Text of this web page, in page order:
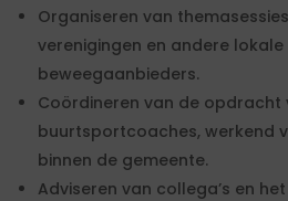
Organiseren van
verenigingen en andere
beweegaanbieders.
Coördineren van de opdracht
buurtsportcoaches, werkend
binnen de gemeente.
Adviseren van collega’s en